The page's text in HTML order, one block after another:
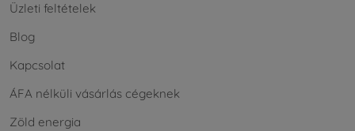
Üzleti feltételek
Blog
Kapcsolat
ÁFA nélküli vásárlás cégeknek
Zöld energia